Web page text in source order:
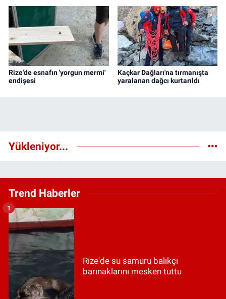
Rize'de esnafın 'yorgun mermi'
endişesi
Kaçkar Dağları'na tırmanışta
yaralanan dağcı kurtarıldı
Yükleniyor...
Trend Haberler
Rize'de su samuru balıkçı
barınaklarını mesken tuttu
1